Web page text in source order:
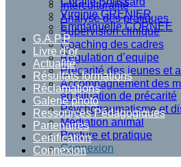
Interculturalité
Analyse des pratiques
Supervision clinique
Coaching des cadres
Régulation d’equipe
Précarité des jeunes et
Accompagnement des
en situation de précarité
Psychotraumatisme et
Médiation animal
Posture et pratique
Connexion
Virginie GRENIER
Emmanuelle CORNEE
G.A.P.P
Livre d’or
Actualité
Résultats formations
Réclamations
Galerie photo
Ressources Pédagogiques
Partenaires
Certification
Connexion